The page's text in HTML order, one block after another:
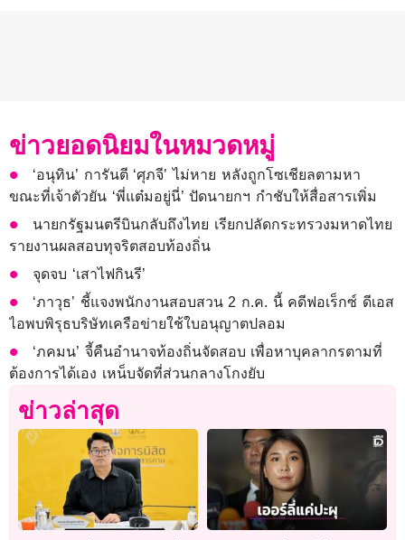
ข่าวยอดนิยมในหมวดหมู่
‘อนุทิน’ การันตี ‘ศุภจี’ ไม่หาย หลังถูกโซเชียลตามหา
ขณะที่เจ้าตัวยัน ‘พี่แต๋มอยู่นี่’ ปัดนายกฯ กำชับให้สื่อสารเพิ่ม
นายกรัฐมนตรีบินกลับถึงไทย เรียกปลัดกระทรวงมหาดไทย
รายงานผลสอบทุจริตสอบท้องถิ่น
จุดจบ ‘เสาไฟกินรี’
‘ภาวุธ’ ชี้แจงพนักงานสอบสวน 2 ก.ค. นี้ คดีฟอเร็กซ์ ดีเอส
ไอพบพิรุธบริษัทเครือข่ายใช้ใบอนุญาตปลอม
‘ภคมน’ จี้คืนอำนาจท้องถิ่นจัดสอบ เพื่อหาบุคลากรตามที่
ต้องการได้เอง เหน็บจัดที่ส่วนกลางโกงยับ
ข่าวล่าสุด